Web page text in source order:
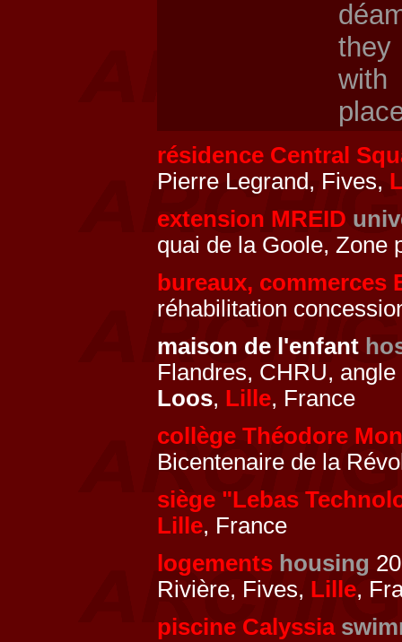
they
with
résidence Central
Pierre Legrand, Fives,
extension MREID
quai de la Goole, Zone
bureaux, commerces
réhabilitation
maison de l'enfant
Flandres, CHRU, angle
Loos, Lille, France
collège Théodore
Bicentenaire de la
siège "Lebas
Lille, France
logements housing
Rivière, Fives, Lille,
piscine Calyssia